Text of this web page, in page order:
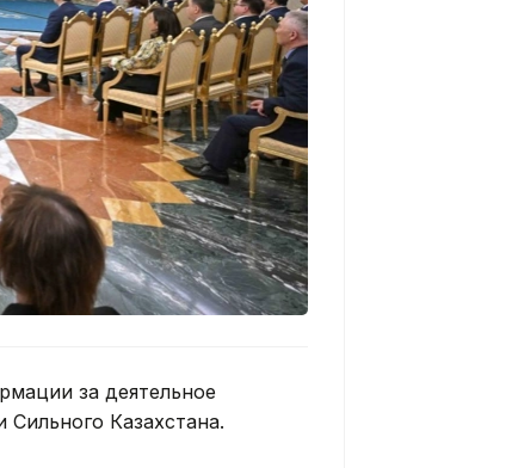
за деятельное
Казахстана.